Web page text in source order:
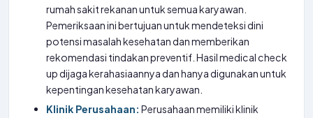
rumah sakit rekanan untuk semua karyawan.
Pemeriksaan ini bertujuan untuk mendeteksi dini
potensi masalah kesehatan dan memberikan
rekomendasi tindakan preventif. Hasil medical check
up dijaga kerahasiaannya dan hanya digunakan untuk
kepentingan kesehatan karyawan.
Klinik Perusahaan: Perusahaan memiliki klinik